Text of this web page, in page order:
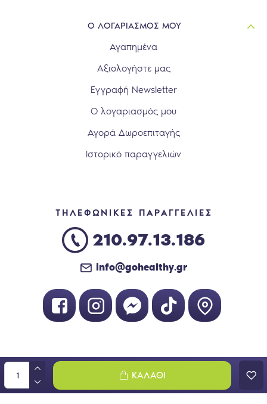
ΚΑΛΆΘΙ
Ο ΛΟΓΑΡΙΑΣΜΟΣ ΜΟΥ
Αγαπημένα
Αξιολογήστε μας
Εγγραφή Newsletter
Ο λογαριασμός μου
Αγορά Δωροεπιταγής
Ιστορικό παραγγελιών
ΤΗΛΕΦΩΝΙΚΕΣ ΠΑΡΑΓΓΕΛΙΕΣ
210.97.13.186
info@gohealthy.gr